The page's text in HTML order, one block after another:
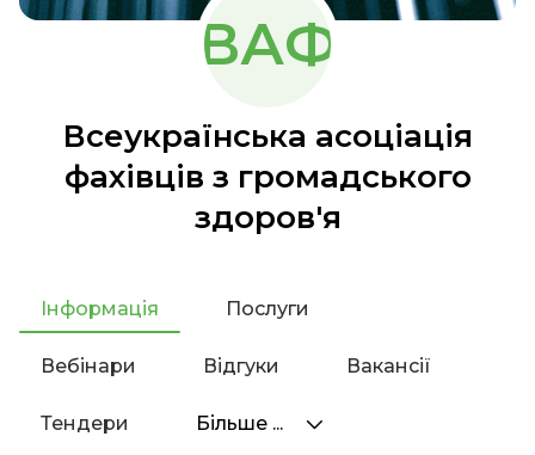
ВАФ
Всеукраїнська асоціація
фахівців з громадського
здоров'я
Інформація Послуги
Вебінари Відгуки Вакансії
Тендери Більше ...